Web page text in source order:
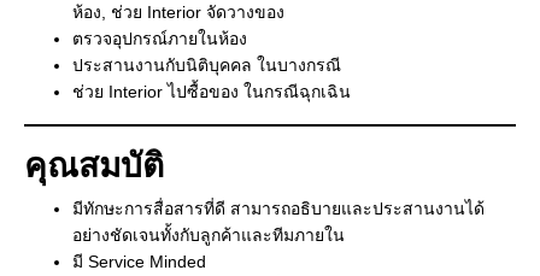
ห้อง, ช่วย Interior จัดวางของ
ตรวจอุปกรณ์ภายในห้อง
ประสานงานกับนิติบุคคล ในบางกรณี
ช่วย Interior ไปซื้อของ ในกรณีฉุกเฉิน
คุณสมบัติ
มีทักษะการสื่อสารที่ดี สามารถอธิบายและประสานงานได้
อย่างชัดเจนทั้งกับลูกค้าและทีมภายใน
มี Service Minded